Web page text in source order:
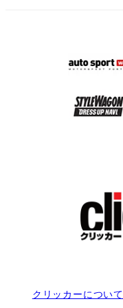
クリッカーについて